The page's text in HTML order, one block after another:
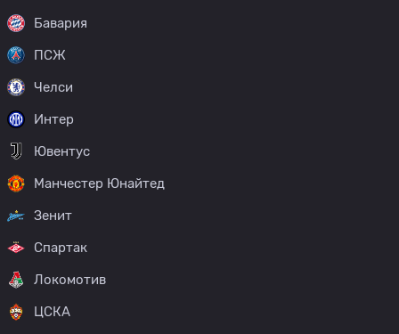
Бавария
ПСЖ
Челси
Интер
Ювентус
Манчестер Юнайтед
Зенит
Спартак
Локомотив
ЦСКА